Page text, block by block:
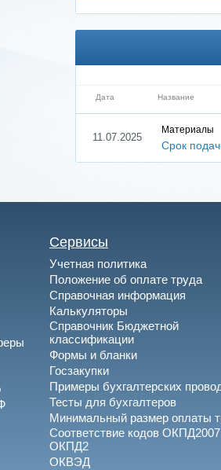
Дата Название
11.07.2025
Материалы
Срок
Сервисы
Учетная политика
Положение об оплате труда
Справочная информация
Калькуляторы
Справочник Бюджетной
классификации
Формы и бланки
Госзакупки
Примеры бухгалтерских
Тесты для бухгалтеров
Минимальный размер оплаты
Соответствие кодов
ОКПД2
ОКВЭД